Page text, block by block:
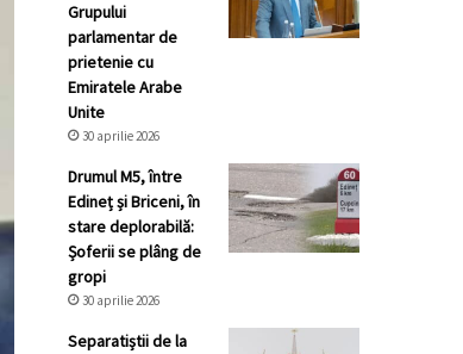
Grupului
parlamentar de
prietenie cu
Emiratele Arabe
Unite
30 aprilie 2026
Drumul M5, între
Edineț și Briceni, în
stare deplorabilă:
Șoferii se plâng de
gropi
30 aprilie 2026
Separatiștii de la